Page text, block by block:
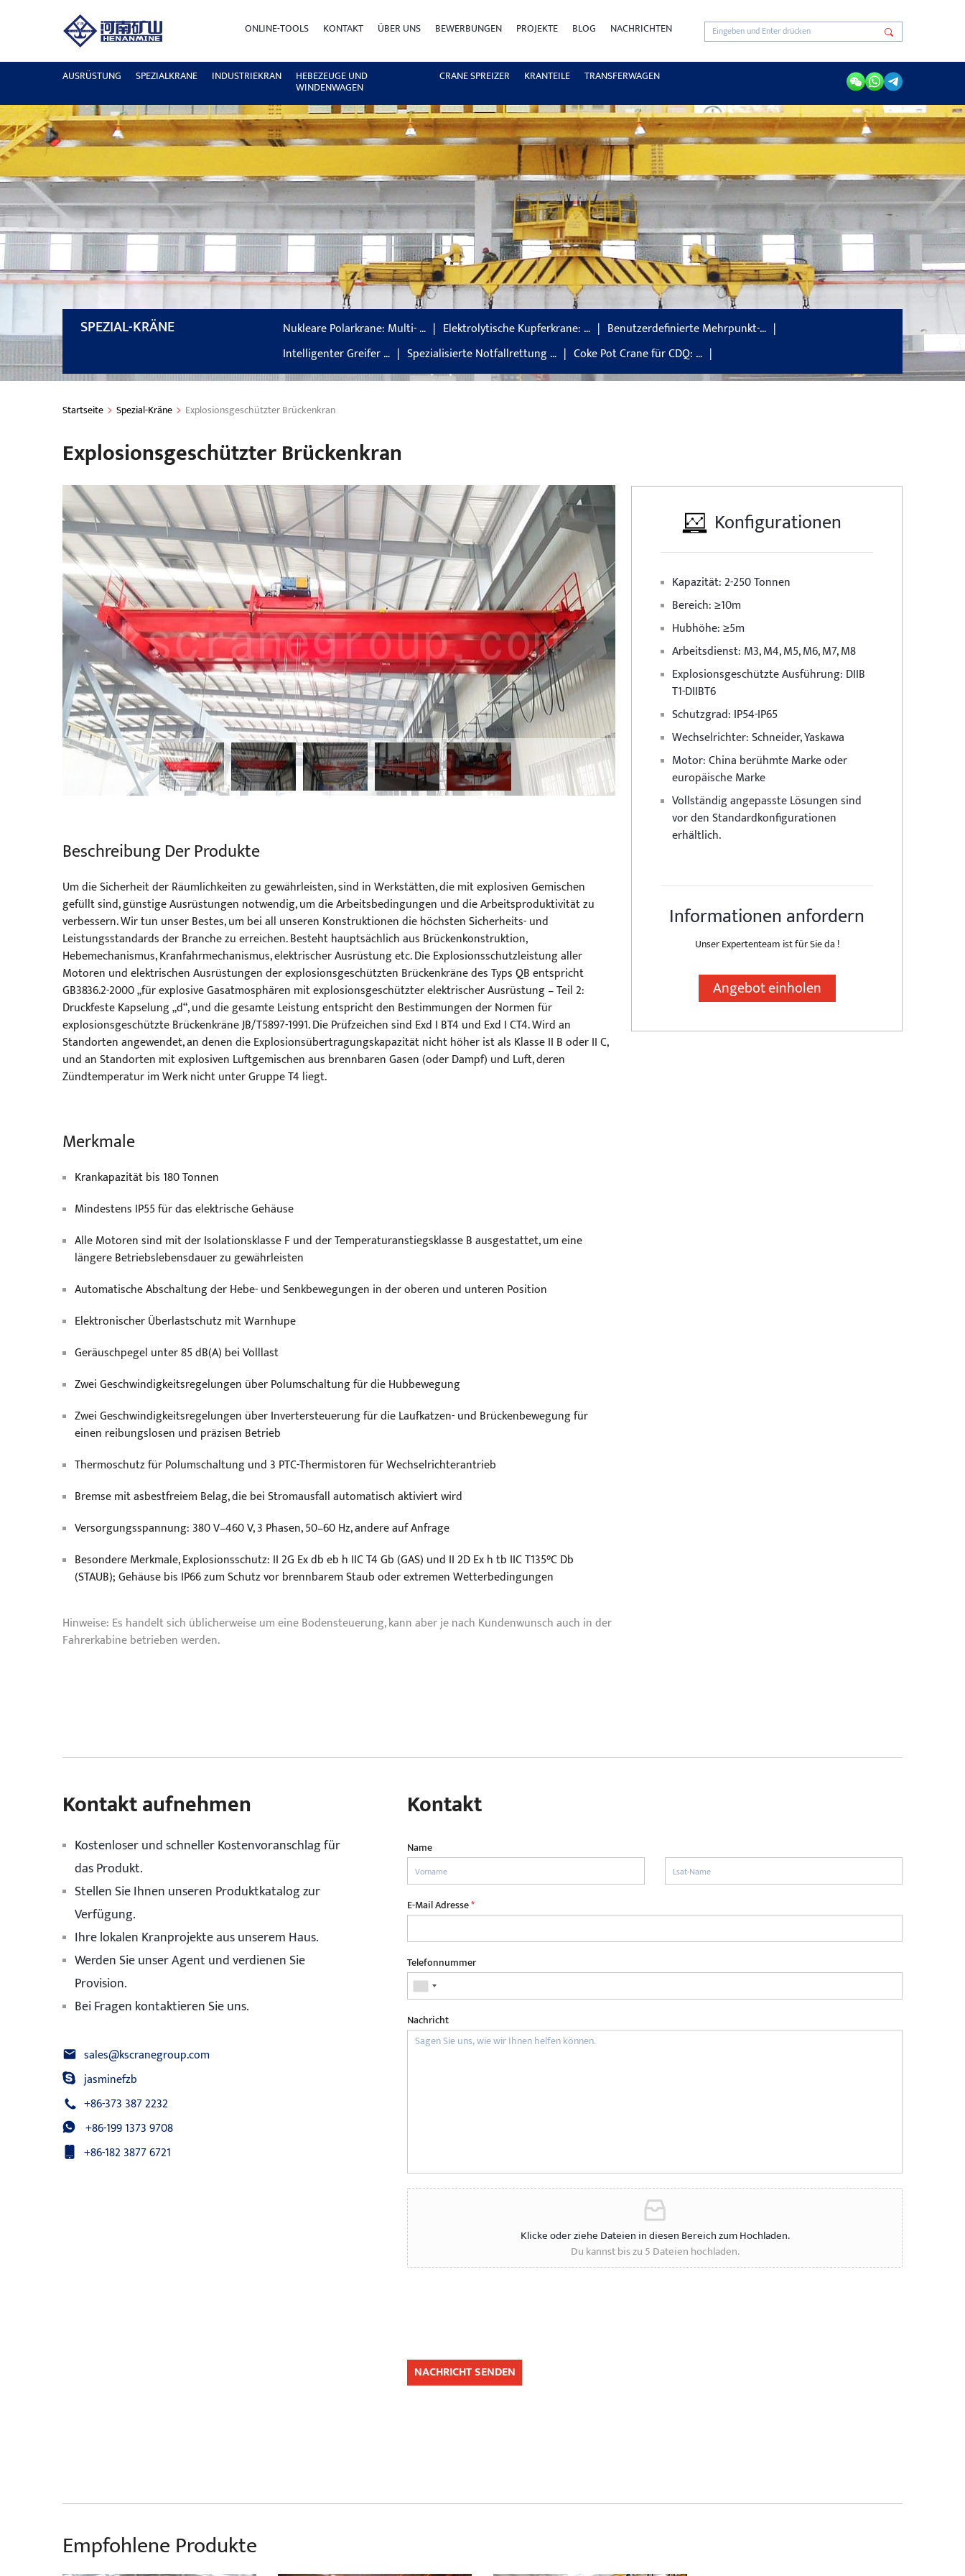
ONLINE-TOOLS KONTAKT ÜBER UNS BEWERBUNGEN PROJEKTE BLOG NACHRICHTEN
AUSRÜSTUNG SPEZIALKRANE INDUSTRIEKRAN HEBEZEUGE UND
WINDENWAGEN
CRANE SPREIZER KRANTEILE TRANSFERWAGEN
SPEZIAL-KRÄNE Nukleare Polarkrane: Multi- … Elektrolytische Kupferkrane: …
Benutzerdefinierte Mehrpunkt-…
Intelligenter Greifer …
Spezialisierte Notfallrettung … Coke Pot Crane für CDQ: …
Startseite Spezial-Kräne Explosionsgeschützter Brückenkran
Explosionsgeschützter Brückenkran
Beschreibung Der Produkte
Um die Sicherheit der Räumlichkeiten zu gewährleisten, sind in Werkstätten, die mit explosiven Gemischen
gefüllt sind, günstige Ausrüstungen notwendig, um die Arbeitsbedingungen und die Arbeitsproduktivität zu
verbessern. Wir tun unser Bestes, um bei all unseren Konstruktionen die höchsten Sicherheits- und
Leistungsstandards der Branche zu erreichen. Besteht hauptsächlich aus Brückenkonstruktion,
Hebemechanismus, Kranfahrmechanismus, elektrischer Ausrüstung etc. Die Explosionsschutzleistung aller
Motoren und elektrischen Ausrüstungen der explosionsgeschützten Brückenkräne des Typs QB entspricht
GB3836.2-2000 „für explosive Gasatmosphären mit explosionsgeschützter elektrischer Ausrüstung – Teil 2:
Druckfeste Kapselung „d“, und die gesamte Leistung entspricht den Bestimmungen der Normen für
explosionsgeschützte Brückenkräne JB/T5897-1991. Die Prüfzeichen sind Exd I BT4 und Exd I CT4. Wird an
Standorten angewendet, an denen die Explosionsübertragungskapazität nicht höher ist als Klasse II B oder II C,
und an Standorten mit explosiven Luftgemischen aus brennbaren Gasen (oder Dampf) und Luft, deren
Zündtemperatur im Werk nicht unter Gruppe T4 liegt.
Merkmale
Krankapazität bis 180 Tonnen
Mindestens IP55 für das elektrische Gehäuse
Alle Motoren sind mit der Isolationsklasse F und der Temperaturanstiegsklasse B ausgestattet, um eine
längere Betriebslebensdauer zu gewährleisten
Automatische Abschaltung der Hebe- und Senkbewegungen in der oberen und unteren Position
Elektronischer Überlastschutz mit Warnhupe
Geräuschpegel unter 85 dB(A) bei Volllast
Zwei Geschwindigkeitsregelungen über Polumschaltung für die Hubbewegung
Zwei Geschwindigkeitsregelungen über Invertersteuerung für die Laufkatzen- und Brückenbewegung für
einen reibungslosen und präzisen Betrieb
Thermoschutz für Polumschaltung und 3 PTC-Thermistoren für Wechselrichterantrieb
Bremse mit asbestfreiem Belag, die bei Stromausfall automatisch aktiviert wird
Versorgungsspannung: 380 V–460 V, 3 Phasen, 50–60 Hz, andere auf Anfrage
Besondere Merkmale, Explosionsschutz: II 2G Ex db eb h IIC T4 Gb (GAS) und II 2D Ex h tb IIC T135°C Db
(STAUB); Gehäuse bis IP66 zum Schutz vor brennbarem Staub oder extremen Wetterbedingungen
Hinweise: Es handelt sich üblicherweise um eine Bodensteuerung, kann aber je nach Kundenwunsch auch in der
Fahrerkabine betrieben werden.
Konfigurationen
Kapazität: 2-250 Tonnen
Bereich: ≥10m
Hubhöhe: ≥5m
Arbeitsdienst: M3, M4, M5, M6, M7, M8
Explosionsgeschützte Ausführung: DIIB
T1-DIIBT6
Schutzgrad: IP54-IP65
Wechselrichter: Schneider, Yaskawa
Motor: China berühmte Marke oder
europäische Marke
Vollständig angepasste Lösungen sind
vor den Standardkonfigurationen
erhältlich.
Informationen anfordern
Unser Expertenteam ist für Sie da !
Angebot einholen
Kontakt aufnehmen
Kostenloser und schneller Kostenvoranschlag für
das Produkt.
Stellen Sie Ihnen unseren Produktkatalog zur
Verfügung.
Ihre lokalen Kranprojekte aus unserem Haus.
Werden Sie unser Agent und verdienen Sie
Provision.
Bei Fragen kontaktieren Sie uns.
sales@kscranegroup.com
jasminefzb
+86-373 387 2232
+86-199 1373 9708
+86-182 3877 6721
Kontakt
Name
E-Mail Adresse*
Telefonnummer
Nachricht
Klicke oder ziehe Dateien in diesen Bereich zum Hochladen.
Du kannst bis zu 5 Dateien hochladen.
NACHRICHT SENDEN
Empfohlene Produkte